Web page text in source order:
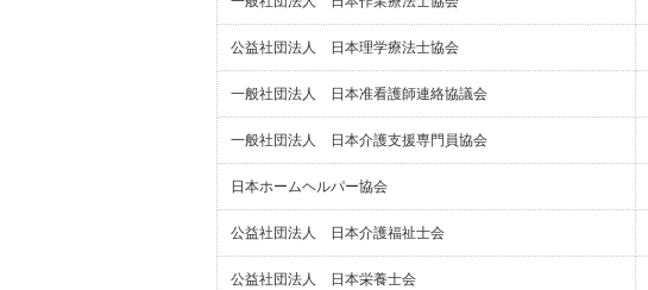
公益社団法人 日本理学療法士協会
一般社団法人 日本准看護師連絡協議会
一般社団法人 日本介護支援専門員協会
日本ホームヘルパー協会
公益社団法人 日本介護福祉士会
公益社団法人 日本栄養士会